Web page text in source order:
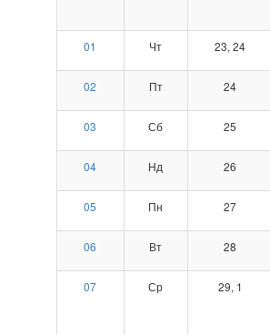
01 Чт 23, 24
02 Пт 24
03 Сб 25
04 Нд 26
05 Пн 27
06 Вт 28
07 Ср 29, 1